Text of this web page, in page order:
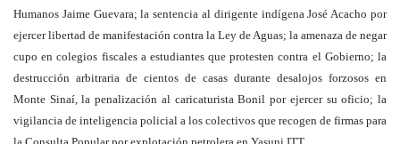
Humanos Jaime Guevara; la sentencia al dirigente indígena José Acacho por
ejercer libertad de manifestación contra la Ley de Aguas; la amenaza de negar
cupo en colegios fiscales a estudiantes que protesten contra el Gobierno; la
destrucción arbitraria de cientos de casas durante desalojos forzosos en
Monte Sinaí, la penalización al caricaturista Bonil por ejercer su oficio; la
vigilancia de inteligencia policial a los colectivos que recogen de firmas para